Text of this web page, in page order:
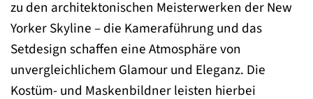
zu den architektonischen Meisterwerken der New
Yorker Skyline – die Kameraführung und das
Setdesign schaffen eine Atmosphäre von
unvergleichlichem Glamour und Eleganz. Die
Kostüm- und Maskenbildner leisten hierbei